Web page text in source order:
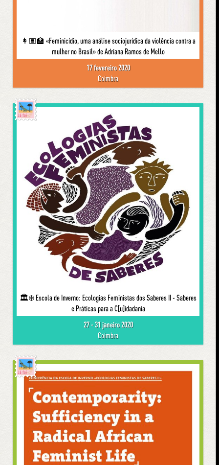
👩🏾‍🏫 «Feminicídio, uma análise sociojurídica da violência contra a
mulher no Brasil» de Adriana Ramos de Mello
17 fevereiro 2020
Coimbra
Já foi
🏛❄️ Escola de Inverno: Ecologias Feministas dos Saberes II - Saberes
e Práticas para a C[u]idadania
27 - 31 janeiro 2020
Coimbra
Já foi